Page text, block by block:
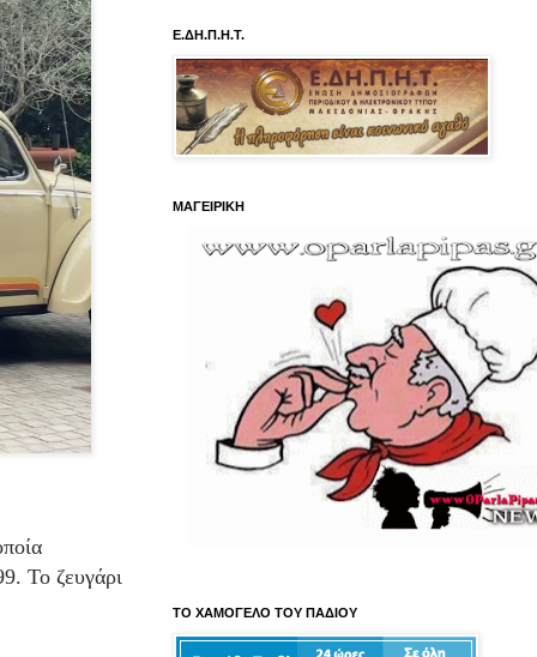
Το ζευγάρι
Ε.ΔΗ.Π.Η.Τ.
ΜΑΓΕΙΡΙΚΗ
ΤΟ ΧΑΜΟΓΕΛΟ ΤΟΥ ΠΑΔΙΟΥ